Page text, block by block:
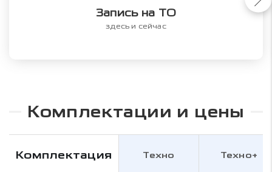
Запись на ТО
здесь и сейчас
Комплектации и цены
Комплектация Техно Техно+